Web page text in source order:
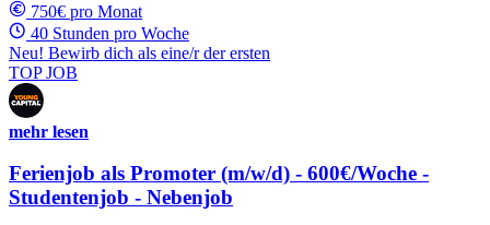
750€ pro Monat
40 Stunden pro Woche
Neu! Bewirb dich als eine/r der ersten
TOP JOB
mehr lesen
Ferienjob als Promoter (m/w/d) - 600€/Woche -
Studentenjob - Nebenjob